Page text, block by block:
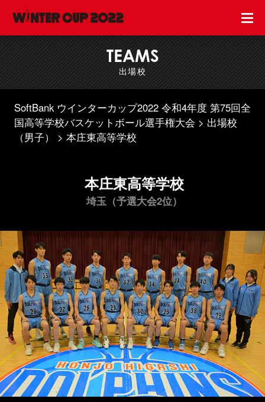
TEAMS
出場校
SoftBank ウインターカップ2022 令和4年度 第75回全
国高等学校バスケットボール選手権大会
出場校
（男子）
本庄東高等学校
本庄東高等学校
埼玉（予選大会2位）